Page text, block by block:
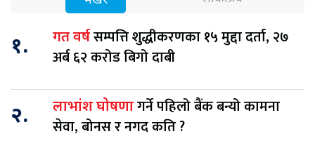
१. गत वर्षसम्पत्ति शुद्धीकरणका १५ मुद्दा दर्ता, २७
अर्ब ६२ करोड बिगो दाबी
२. लाभांश घोषणागर्ने पहिलो बैंक बन्यो कामना
सेवा, बोनस र नगद कति ?